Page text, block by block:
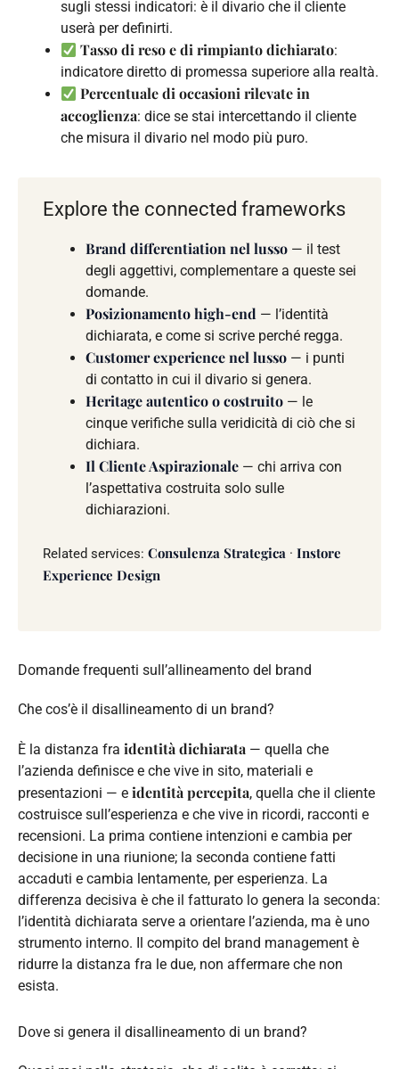
sugli stessi indicatori: è il divario che il cliente
userà per definirti.
Tasso di reso e di rimpianto dichiarato:
indicatore diretto di promessa superiore alla realtà.
Percentuale di occasioni rilevate in
accoglienza: dice se stai intercettando il cliente
che misura il divario nel modo più puro.
Explore the connected frameworks
Brand differentiation nel lusso — il test
degli aggettivi, complementare a queste sei
domande.
Posizionamento high-end — l’identità
dichiarata, e come si scrive perché regga.
Customer experience nel lusso — i punti
di contatto in cui il divario si genera.
Heritage autentico o costruito — le
cinque verifiche sulla veridicità di ciò che si
dichiara.
Il Cliente Aspirazionale — chi arriva con
l’aspettativa costruita solo sulle
dichiarazioni.
Related services: Consulenza Strategica · Instore
Experience Design
Domande frequenti sull’allineamento del brand
Che cos’è il disallineamento di un brand?
È la distanza fra identità dichiarata — quella che
l’azienda definisce e che vive in sito, materiali e
presentazioni — e identità percepita, quella che il cliente
costruisce sull’esperienza e che vive in ricordi, racconti e
recensioni. La prima contiene intenzioni e cambia per
decisione in una riunione; la seconda contiene fatti
accaduti e cambia lentamente, per esperienza. La
differenza decisiva è che il fatturato lo genera la seconda:
l’identità dichiarata serve a orientare l’azienda, ma è uno
strumento interno. Il compito del brand management è
ridurre la distanza fra le due, non affermare che non
esista.
Dove si genera il disallineamento di un brand?